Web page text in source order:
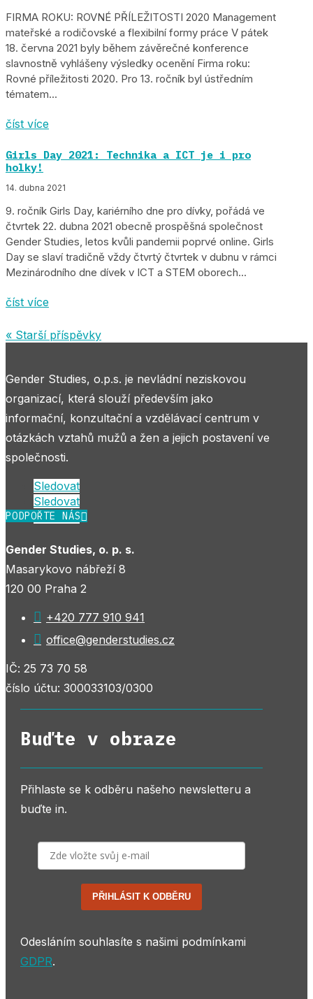
FIRMA ROKU: ROVNÉ PŘÍLEŽITOSTI 2020 Management
mateřské a rodičovské a flexibilní formy práce V pátek
18. června 2021 byly během závěrečné konference
slavnostně vyhlášeny výsledky ocenění Firma roku:
Rovné příležitosti 2020. Pro 13. ročník byl ústředním
tématem...
číst více
Girls Day 2021: Technika a ICT je i pro
holky!
14. dubna 2021
9. ročník Girls Day, kariérního dne pro dívky, pořádá ve
čtvrtek 22. dubna 2021 obecně prospěšná společnost
Gender Studies, letos kvůli pandemii poprvé online. Girls
Day se slaví tradičně vždy čtvrtý čtvrtek v dubnu v rámci
Mezinárodního dne dívek v ICT a STEM oborech...
číst více
« Starší příspěvky
Gender Studies, o.p.s. je nevládní neziskovou
organizací, která slouží především jako
informační, konzultační a vzdělávací centrum v
otázkách vztahů mužů a žen a jejich postavení ve
společnosti.
Sledovat
Sledovat
Sledovat
PODPOŘTE NÁS
Gender Studies, o. p. s.
Masarykovo nábřeží 8
120 00 Praha 2
 +420 777 910 941
 office@genderstudies.cz
IČ: 25 73 70 58
číslo účtu: 300033103/0300
Buďte v obraze
Přihlaste se k odběru našeho newsletteru a
buďte in.
PŘIHLÁSIT K ODBĚRU
Odesláním souhlasíte s našimi podmínkami
GDPR.